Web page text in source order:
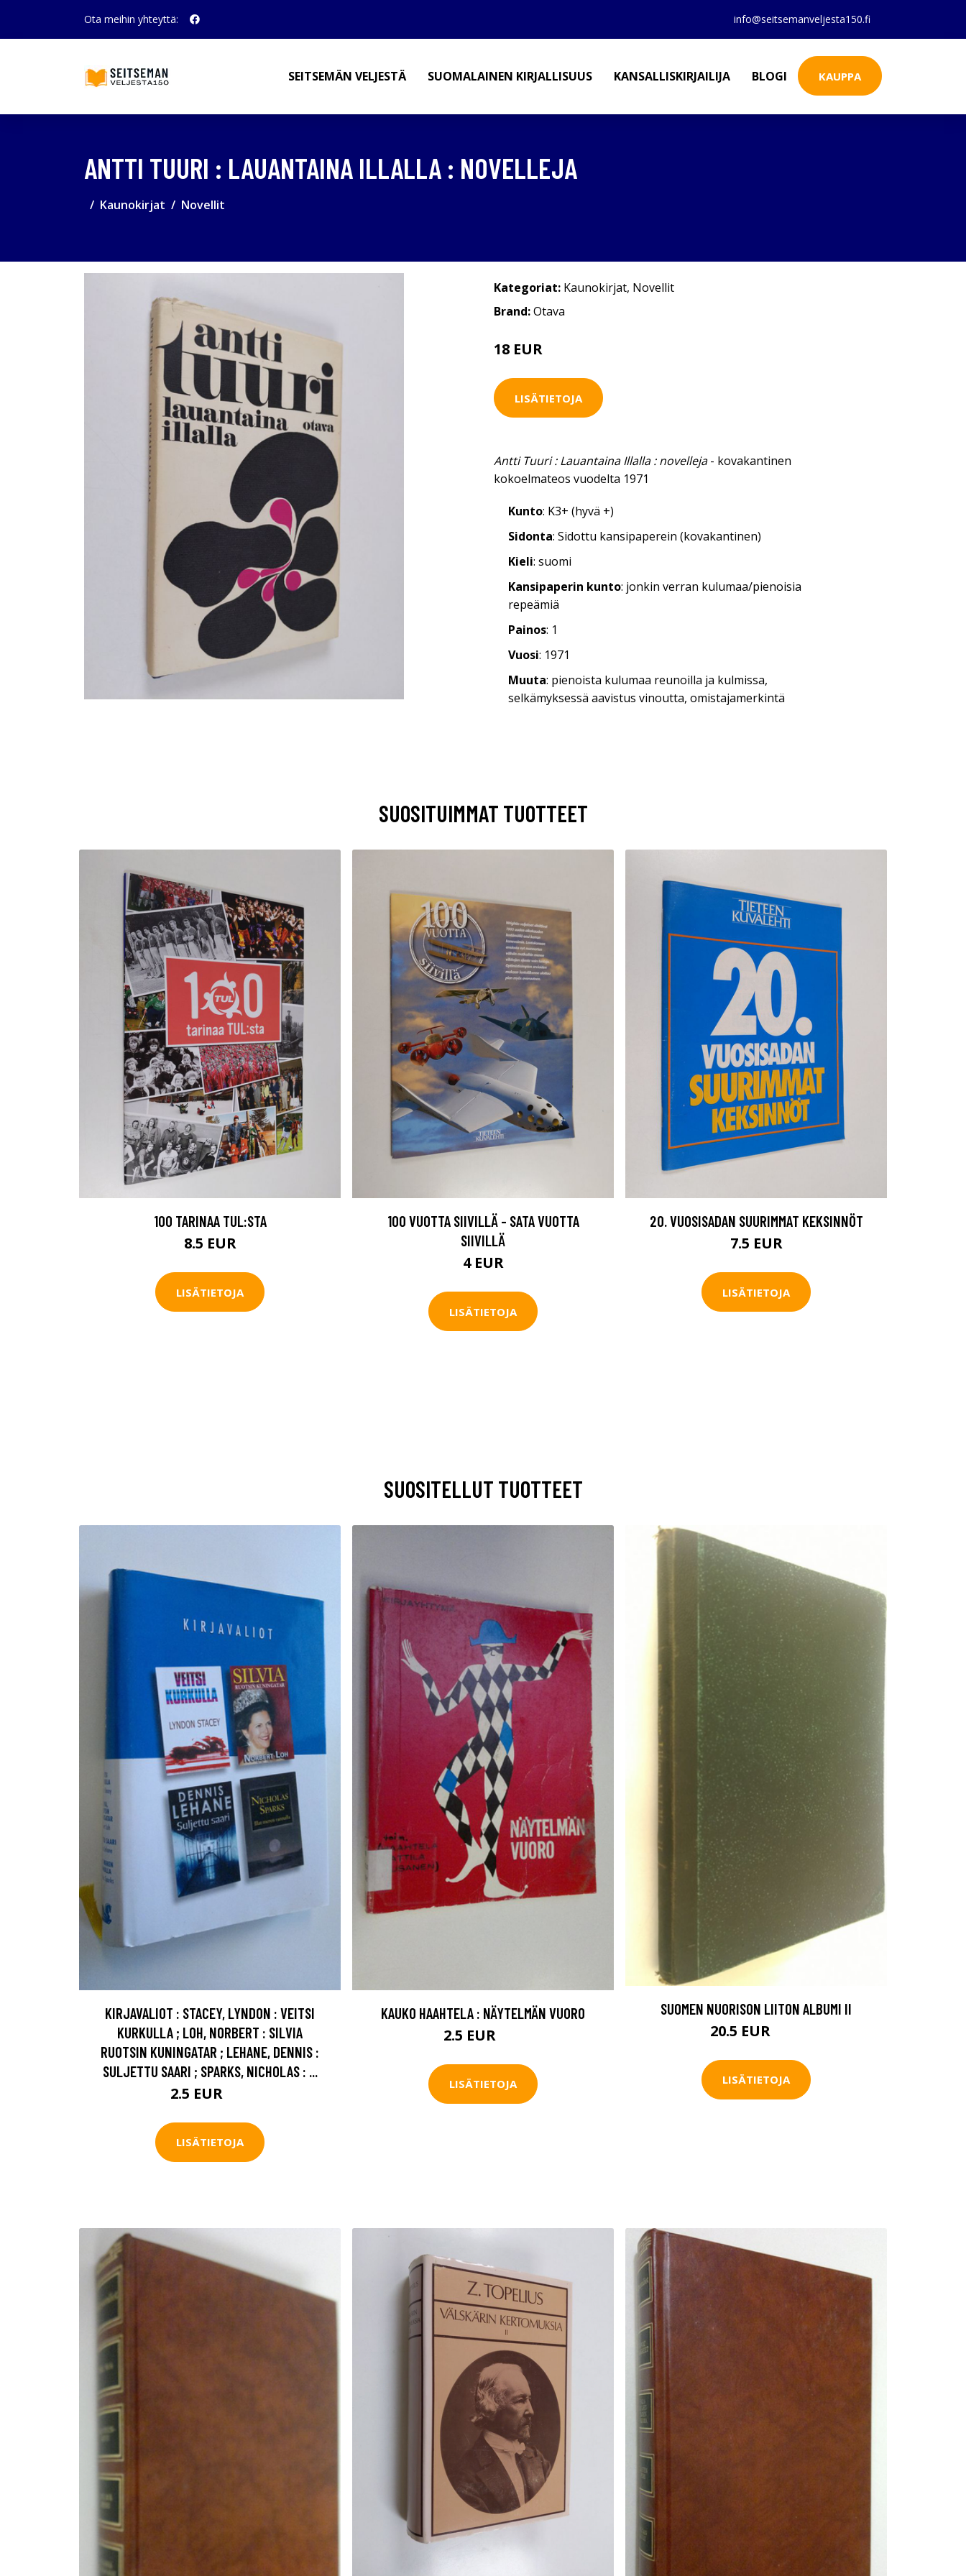
Ota meihin yhteyttä: info@seitsemanveljesta150.fi
SEITSEMÄN VELJESTÄ SUOMALAINEN KIRJALLISUUS KANSALLISKIRJAILIJA BLOGI KAUPPA
ANTTI TUURI : LAUANTAINA ILLALLA : NOVELLEJA
Kaunokirjat Novellit
Kategoriat: Kaunokirjat, Novellit
Brand:Otava
18 EUR
LISÄTIETOJA
Antti Tuuri : Lauantaina Illalla : novelleja- kovakantinen
kokoelmateos vuodelta 1971
Kunto: K3+ (hyvä +)
Sidonta: Sidottu kansipaperein (kovakantinen)
Kieli: suomi
Kansipaperin kunto: jonkin verran kulumaa/pienoisia
repeämiä
Painos: 1
Vuosi: 1971
Muuta: pienoista kulumaa reunoilla ja kulmissa,
selkämyksessä aavistus vinoutta, omistajamerkintä
SUOSITUIMMAT TUOTTEET
100 TARINAA TUL:STA
8.5 EUR
LISÄTIETOJA
100 VUOTTA SIIVILLÄ - SATA VUOTTA
SIIVILLÄ
4 EUR
LISÄTIETOJA
20. VUOSISADAN SUURIMMAT KEKSINNÖT
7.5 EUR
LISÄTIETOJA
SUOSITELLUT TUOTTEET
KIRJAVALIOT : STACEY, LYNDON : VEITSI
KURKULLA ; LOH, NORBERT : SILVIA
RUOTSIN KUNINGATAR ; LEHANE, DENNIS :
SULJETTU SAARI ; SPARKS, NICHOLAS : ...
2.5 EUR
LISÄTIETOJA
KAUKO HAAHTELA : NÄYTELMÄN VUORO
2.5 EUR
LISÄTIETOJA
SUOMEN NUORISON LIITON ALBUMI II
20.5 EUR
LISÄTIETOJA